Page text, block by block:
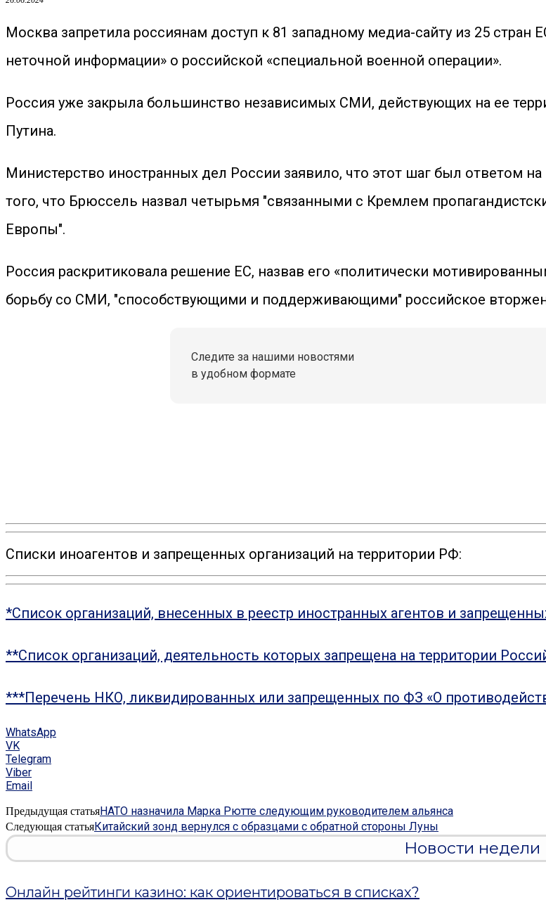
Москва запретила россиянам доступ к 81 западному медиа-сайту из 25 стран
неточной информации» о российской «специальной военной операции».
Россия уже закрыла большинство независимых СМИ, действующих на ее
Путина.
Министерство иностранных дел России заявило, что этот шаг был ответом
того, что Брюссель назвал четырьмя "связанными с Кремлем
Европы".
Россия раскритиковала решение ЕС, назвав его «политически
борьбу со СМИ, "способствующими и поддерживающими" российское
Следите за нашими новостями
в удобном формате
Списки иноагентов и запрещенных организаций на территории РФ:
*Список организаций, внесенных в реестр иностранных агентов и
**Список организаций, деятельность которых запрещена на территории
***Перечень НКО, ликвидированных или запрещенных по ФЗ «О
WhatsApp
VK
Telegram
Viber
Email
Предыдущая статьяНАТО назначила Марка Рютте следующим руководителем альянса
Следующая статьяКитайский зонд вернулся с образцами с обратной стороны Луны
Новости недели
Онлайн рейтинги казино: как ориентироваться в списках?